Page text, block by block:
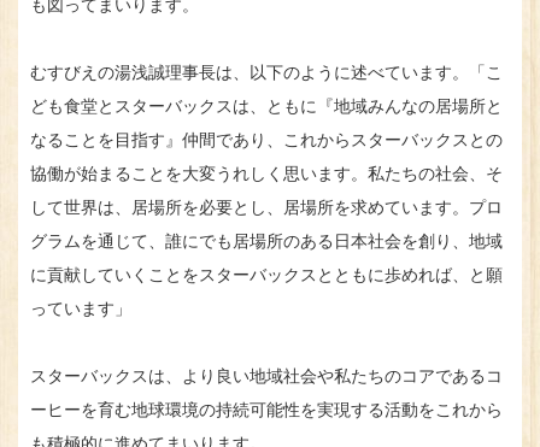
も図ってまいります。
むすびえの湯浅誠理事長は、以下のように述べています。「こ
ども食堂とスターバックスは、ともに『地域みんなの居場所と
なることを目指す』仲間であり、これからスターバックスとの
協働が始まることを大変うれしく思います。私たちの社会、そ
して世界は、居場所を必要とし、居場所を求めています。プロ
グラムを通じて、誰にでも居場所のある日本社会を創り、地域
に貢献していくことをスターバックスとともに歩めれば、と願
っています」
スターバックスは、より良い地域社会や私たちのコアであるコ
ーヒーを育む地球環境の持続可能性を実現する活動をこれから
も積極的に進めてまいります。